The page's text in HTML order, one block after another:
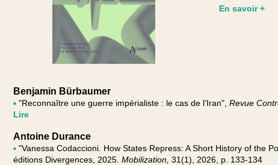
En savoir +
Benjamin Bürbaumer
▪"Reconnaître une guerre impérialiste : le cas de l’Iran", Revue
Lire
Antoine Durance
▪"Vanessa Codaccioni. How States Repress: A Short History of the
éditions Divergences, 2025. Mobilization, 31(1), 2026, p. 133-134